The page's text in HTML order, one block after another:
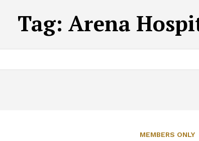
Tag: Arena
MEMBERS ONLY